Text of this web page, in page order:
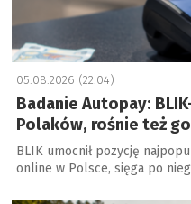
05.08.2026 (22:04)
Badanie Autopay:
Polaków, rośnie też
BLIK umocnił pozycję
online w Polsce, sięga po
a